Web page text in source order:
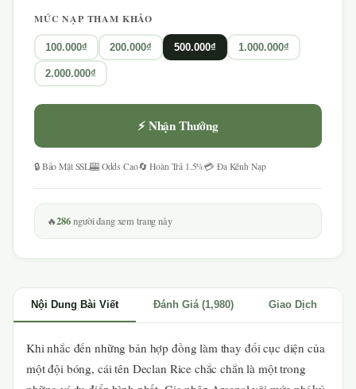
MỨC NẠP THAM KHẢO
100.000₫ 200.000₫ 500.000₫ 1.000.000₫
2.000.000₫
⚡ Nhận Thưởng
🔒 Bảo Mật SSL🎰 Odds Cao🔄 Hoàn Trả 1.5%💳 Đa Kênh Nạp
🔥286người đang xem trang này
Nội Dung Bài Viết Đánh Giá (1,980) Giao Dịch
Khi nhắc đến những bản hợp đồng làm thay đổi cục diện của
một đội bóng, cái tên Declan Rice chắc chắn là một trong